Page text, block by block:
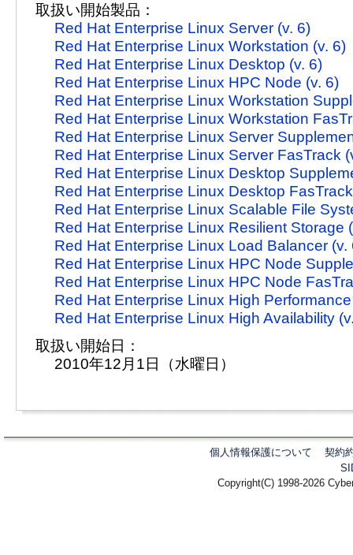
取扱い開始製品：
Red Hat Enterprise Linux Server (v. 6)
Red Hat Enterprise Linux Workstation (v. 6)
Red Hat Enterprise Linux Desktop (v. 6)
Red Hat Enterprise Linux HPC Node (v. 6)
Red Hat Enterprise Linux Workstation
Red Hat Enterprise Linux Workstation
Red Hat Enterprise Linux Server
Red Hat Enterprise Linux Server FasTrack
Red Hat Enterprise Linux Desktop
Red Hat Enterprise Linux Desktop
Red Hat Enterprise Linux Scalable File
Red Hat Enterprise Linux Resilient Storage
Red Hat Enterprise Linux Load Balancer (v.
Red Hat Enterprise Linux HPC Node
Red Hat Enterprise Linux HPC Node
Red Hat Enterprise Linux High
Red Hat Enterprise Linux High Availability
取扱い開始日：
2010年12月1日（水曜日）
個人情報保護について
契約
Copyright(C) 1998-2026